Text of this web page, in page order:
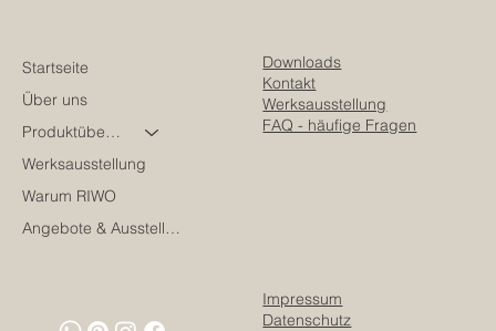
Startseite
Über uns
Produktübersicht
Werksausstellung
Warum RIWO
Angebote & Ausstellungsstücke
Downloads
Kontakt
Werksausstellung
FAQ - häufige Fragen
Impressum
Datenschutz